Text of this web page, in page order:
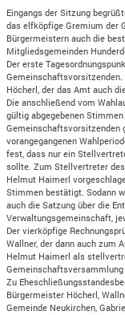
Eingangs der Sitzung
das elfköpfige Gremium der
Bürgermeistern auch die
Mitgliedsgemeinden
Der erste
Höcherl, der das Amt auch
Die anschließend vom
gültig abgegebenen
Gemeinschaftsvorsitzenden
vorangegangenen
fest, dass nur ein
sollte. Zum Stellvertreter
Helmut Haimerl
Stimmen bestätigt. Sodann
auch die Satzung über die
Verwaltungsgemeinschaft,
Der vierköpfige
Wallner, der dann auch zum
Helmut Haimerl als
Zu
Bürgermeister Höcherl,
Gemeinde Neukirchen,